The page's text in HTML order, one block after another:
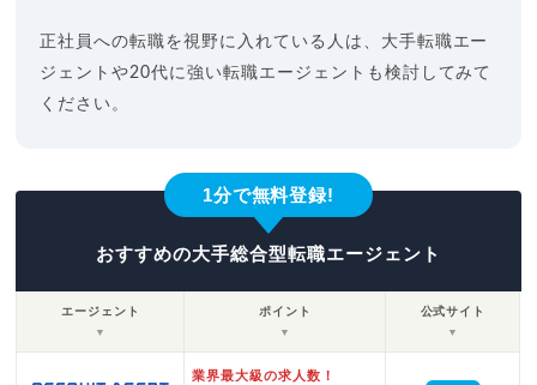
正社員への転職を視野に入れている人は、大手転職エー
ジェントや20代に強い転職エージェントも検討してみて
ください。
1分で無料登録!
おすすめの大手総合型転職エージェント
エージェント
▼
ポイント
▼
公式サイト
▼
業界最大級の求人数！